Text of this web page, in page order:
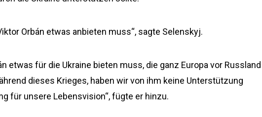
Orbán etwas anbieten muss“, sagte Selenskyj.
etwas für die Ukraine bieten muss, die ganz Europa vor Russland
dieses Krieges, haben wir von ihm keine Unterstützung
für unsere Lebensvision“, fügte er hinzu.